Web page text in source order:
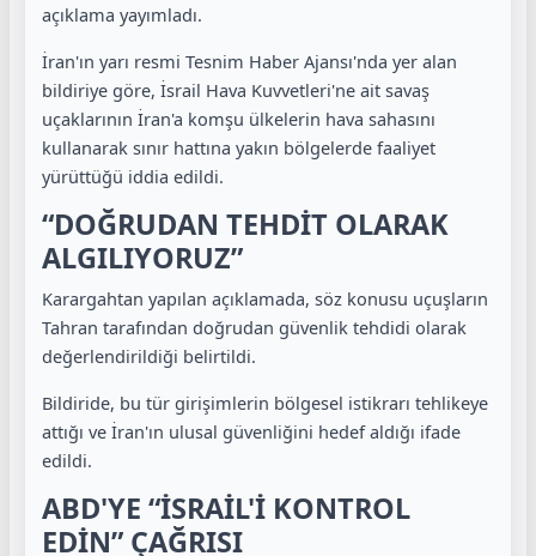
açıklama yayımladı.
İran'ın yarı resmi Tesnim Haber Ajansı'nda yer alan
bildiriye göre, İsrail Hava Kuvvetleri'ne ait savaş
uçaklarının İran'a komşu ülkelerin hava sahasını
kullanarak sınır hattına yakın bölgelerde faaliyet
yürüttüğü iddia edildi.
“DOĞRUDAN TEHDİT OLARAK
ALGILIYORUZ”
Karargahtan yapılan açıklamada, söz konusu uçuşların
Tahran tarafından doğrudan güvenlik tehdidi olarak
değerlendirildiği belirtildi.
Bildiride, bu tür girişimlerin bölgesel istikrarı tehlikeye
attığı ve İran'ın ulusal güvenliğini hedef aldığı ifade
edildi.
ABD'YE “İSRAİL'İ KONTROL
EDİN” ÇAĞRISI